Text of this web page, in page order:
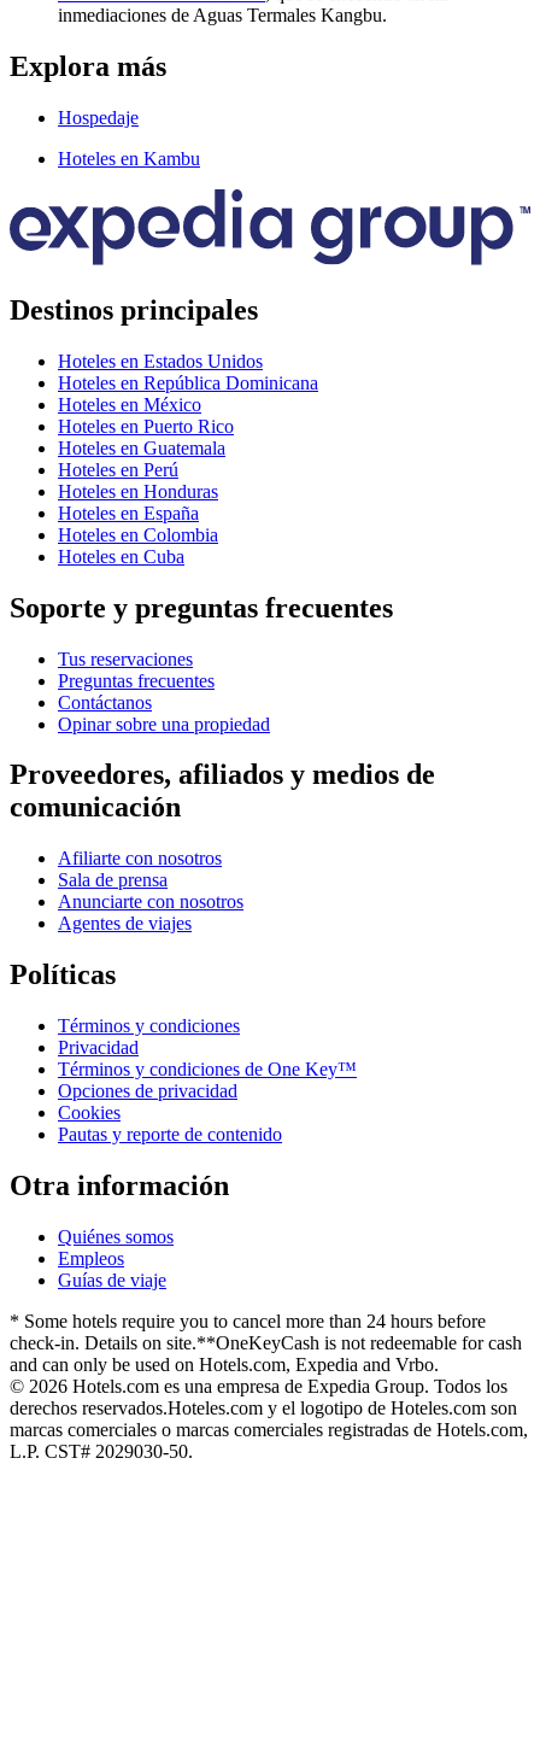
inmediaciones de Aguas Termales Kangbu.
Explora más
Hospedaje
Hoteles en Kambu
Destinos principales
Hoteles en Estados Unidos
Hoteles en República Dominicana
Hoteles en México
Hoteles en Puerto Rico
Hoteles en Guatemala
Hoteles en Perú
Hoteles en Honduras
Hoteles en España
Hoteles en Colombia
Hoteles en Cuba
Soporte y preguntas frecuentes
Tus reservaciones
Preguntas frecuentes
Contáctanos
Opinar sobre una propiedad
Proveedores, afiliados y medios de
comunicación
Afiliarte con nosotros
Sala de prensa
Anunciarte con nosotros
Agentes de viajes
Políticas
Términos y condiciones
Privacidad
Términos y condiciones de One Key™
Opciones de privacidad
Cookies
Pautas y reporte de contenido
Otra información
Quiénes somos
Empleos
Guías de viaje
* Some hotels require you to cancel more than 24 hours before
check-in. Details on site.**OneKeyCash is not redeemable for cash
and can only be used on Hotels.com, Expedia and Vrbo.
© 2026 Hotels.com es una empresa de Expedia Group. Todos los
derechos reservados.Hoteles.com y el logotipo de Hoteles.com son
marcas comerciales o marcas comerciales registradas de Hotels.com,
L.P. CST# 2029030-50.